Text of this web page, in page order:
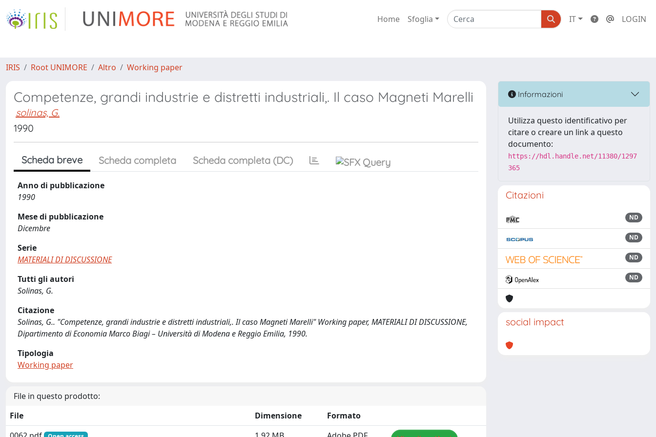
Home Sfoglia IT LOGIN
IRIS Root UNIMORE Altro Working paper
Competenze, grandi industrie e distretti industriali,. Il caso Magneti Marelli
solinas, G.
1990
Scheda breve Scheda completa Scheda completa (DC)
Anno di pubblicazione
1990
Mese di pubblicazione
Dicembre
Serie
MATERIALI DI DISCUSSIONE
Tutti gli autori
Solinas, G.
Citazione
Solinas, G.. "Competenze, grandi industrie e distretti industriali,. Il caso Magneti Marelli" Working paper, MATERIALI DI DISCUSSIONE,
Dipartimento di Economia Marco Biagi – Università di Modena e Reggio Emilia, 1990.
Tipologia
Working paper
File in questo prodotto:
File
Dimensione
Formato
Informazioni
Utilizza questo identificativo per
citare o creare un link a questo
documento:
https://hdl.handle.net/11380/1297
365
Citazioni
ND
ND
ND
ND
social impact